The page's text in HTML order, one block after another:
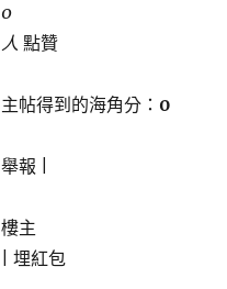
0
人 點贊
主帖得到的海角分： 0
舉報 |
樓主
|埋紅包